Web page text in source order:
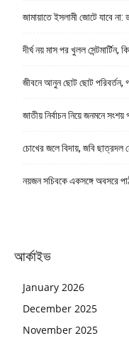
জামায়াতে ইসলামী জোটে যাবে
দীর্ঘ নয় মাস পর খুলল সেন্টমার্টিন,
জীবনে আনুন ছোট ছোট
জাতীয় নির্বাচন নিয়ে জনমনে
চোখের জলে বিদায়, জবি ছাত্রদল
নয়জন সচিবকে একসঙ্গে অবসরে
আর্কাইভ
January 2026
December 2025
November 2025